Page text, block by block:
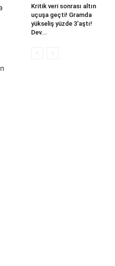
Kritik veri sonrası altın
uçuşa geçti! Gramda
yükseliş yüzde 3’aştı!
Dev...